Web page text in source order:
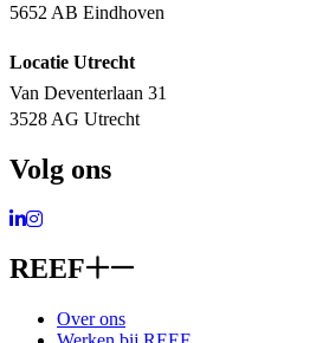
5652 AB Eindhoven
Locatie Utrecht
Van Deventerlaan 31
3528 AG Utrecht
Volg ons
Ga naar LinkedIn
Ga naar Instagram
REEF
Over ons